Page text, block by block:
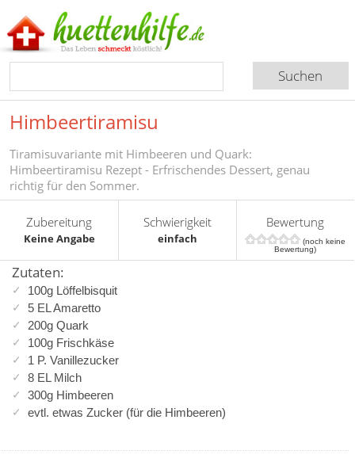
Himbeertiramisu
Tiramisuvariante mit Himbeeren und Quark:
Himbeertiramisu Rezept - Erfrischendes Dessert, genau
richtig für den Sommer.
Zubereitung
Keine Angabe
Schwierigkeit
einfach
Bewertung
(noch keine
Bewertung)
Zutaten:
100g Löffelbisquit
5 EL Amaretto
200g Quark
100g Frischkäse
1 P. Vanillezucker
8 EL Milch
300g Himbeeren
evtl. etwas Zucker (für die Himbeeren)